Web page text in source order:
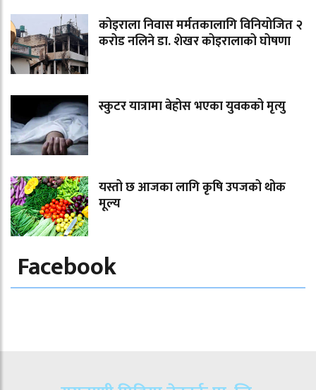
कोइराला निवास मर्मतकालागि विनियोजित २
करोड नलिने डा. शेखर कोइरालाको घोषणा
स्कुटर यात्रामा बेहोस भएका युवकको मृत्यु
यस्तो छ आजका लागि कृषि उपजको थोक
मूल्य
Facebook